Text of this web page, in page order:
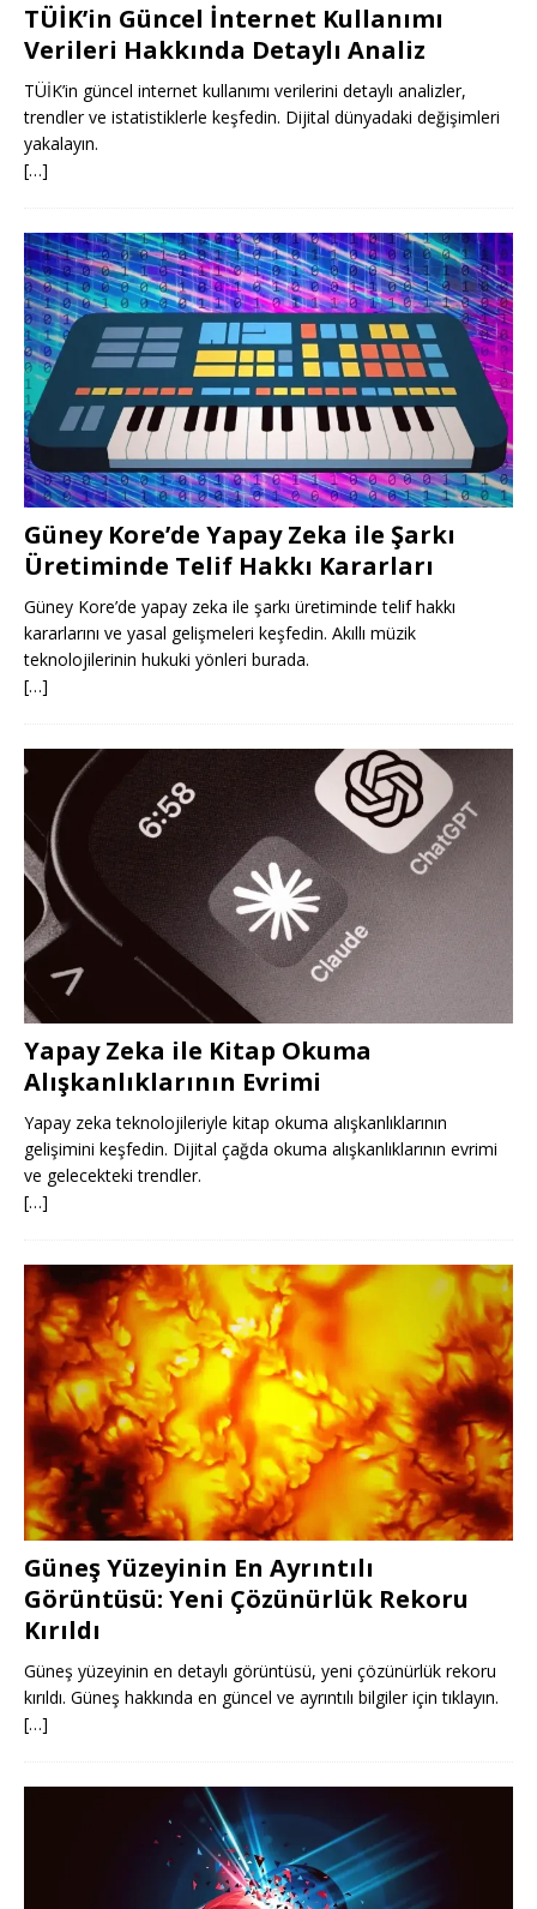
TÜİK’in Güncel İnternet Kullanımı
Verileri Hakkında Detaylı Analiz
TÜİK’in güncel internet kullanımı verilerini detaylı analizler,
trendler ve istatistiklerle keşfedin. Dijital dünyadaki değişimleri
yakalayın.
[…]
Güney Kore’de Yapay Zeka ile Şarkı
Üretiminde Telif Hakkı Kararları
Güney Kore’de yapay zeka ile şarkı üretiminde telif hakkı
kararlarını ve yasal gelişmeleri keşfedin. Akıllı müzik
teknolojilerinin hukuki yönleri burada.
[…]
Yapay Zeka ile Kitap Okuma
Alışkanlıklarının Evrimi
Yapay zeka teknolojileriyle kitap okuma alışkanlıklarının
gelişimini keşfedin. Dijital çağda okuma alışkanlıklarının evrimi
ve gelecekteki trendler.
[…]
Güneş Yüzeyinin En Ayrıntılı
Görüntüsü: Yeni Çözünürlük Rekoru
Kırıldı
Güneş yüzeyinin en detaylı görüntüsü, yeni çözünürlük rekoru
kırıldı. Güneş hakkında en güncel ve ayrıntılı bilgiler için tıklayın.
[…]